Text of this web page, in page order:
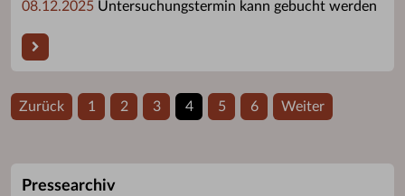
08.12.2025 Untersuchungstermin kann gebucht werden
Zurück 1 2 3 4 5 6 Weiter
Pressearchiv